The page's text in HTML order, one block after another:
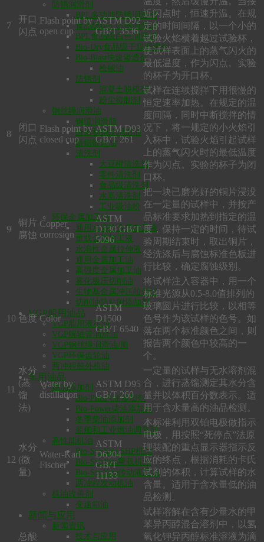
防锈润滑剂
BPL多功能防锈润滑剂
食品级BPL防锈润滑剂
BPL食品级白色润滑剂
Bio-Dry食品级干膜润滑剂
Bio-Blast快速渗透剂
枪械油
防锈剂
混凝土脱模剂
粉尘抑制剂
钢丝绳润滑油
钢缆润滑脂
链条和钢缆润滑油
链锯链条油
清洗剂
大豆橙清洗剂
零件清洗剂
食品级清洗剂
水基清洗剂
工业吸油粉
环保金属加工油
通用水溶性金属加工液
重载金属加工液
水溶性金属拉伸液
通用金属加工油
高强度金属加工油
雾化极压切削油
生物基金属冲压拉伸油
切削油防粘附添加剂
VGP船用油品
VGP船用液压油
VGP艉轴管润滑油
VGP钢丝绳润滑油/脂
VGP环保齿轮油
两冲程舷外机油
车用油品
燃油添加剂
Bio-Plus汽油添加剂
Bio-Power柴油添加剂
冬季柴油添加剂
船舶和工业燃油调节剂
高性能机油
Bio-SynXtra SHP机油
Bio-SynXtra重载机油
Bio-SynXtra传动液压油
两冲程发动机油
机油改善剂
变速箱油
新闻与应用
新闻资讯
技术与应用
7
开口
闪点
Flash point by
open cup
ASTM D92
GB/T 3536
近闪点时，恒速升温。在规
定的时间间隔，以一个小的
试验火焰横着越过试验杯，
使试样表面上的蒸气闪火的
最低温度，作为闪点。实验
的杯子为开口杯。
8
闭口
闪点
Flash point by
closed cup
ASTM D93
GB/T 261
试样在连续搅拌下用很慢的
恒定速率加热。在规定的温
度间隔，同时中断搅拌的情
况下，将一规定的小火焰引
入杯中，试验火焰引起试样
上的蒸气闪火时的最低温度
作为闪点。实验的杯子为闭
口杯。
9
铜片
腐蚀
Copper
corrosion
ASTM
D130 GB/T
5096
把一块已磨光好的铜片浸没
在一定量的试样中，并按产
品标准要求加热到指定的温
度，保持一定的时间，待试
验周期结束时，取出铜片，
经洗涤后与腐蚀标准色板进
行比较，确定腐蚀级别。
10 色度 Color
ASTM
D1500
GB/T 6540
将试样注入容器中，用一个
标准光源从0.5-8.0值排列的
玻璃圆片进行比较，以相等
色号作为该试样的色号。如
落在两个标准颜色之间，则
报告两个颜色中较高的一
个。
11
水分
(蒸
馏
法)
Water by
distillation
ASTM D95
GB/T 260
一定量的试样与无水溶剂混
合，进行蒸馏测定其水分含
量并以体积百分数表示。适
用于含水量高的油品检测。
12
水分
(微
量)
Water-Karl
Fischer
ASTM
D6304
GB/T
11133
本标准利用双铂电极做指示
电极，用按照“死停点”法原
理装配的重点显示器指示反
应的终点，根据消耗的卡氏
试剂的体积，计算试样的水
含量。适用于含水量低的油
品检测。
总酸
试样溶解在含有少量水的甲
苯异丙醇混合溶剂中，以氢
氧化钾异丙醇标准溶液为滴